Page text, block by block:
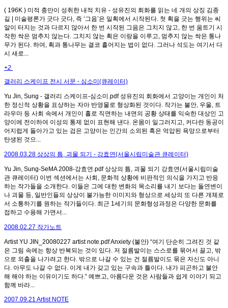
( 196K ) 미적 충만이 성취한 내적 치유 - 성유진의 회화를 읽는 네 개의 상징 김종
길 | 미술평론가 긋다 긋다, 즉 ‘그음’은 일획에서 시작된다. 첫 획을 긋는 행위는 씨
알이 터지는 것과 다르지 않아서 한 번 시작된 그음은 그치지 않고, 한 번 움트기 시
작한 싹은 멈추지 않는다. 그치지 않는 획은 이랑을 이루고, 멈추지 않는 싹은 통나
무가 된다. 하여, 획과 통나무는 결코 흩어지는 법이 없다. 그러나 석도는 여기서 다
시 새로...
+2
갤러리 스케이프 전시 서문 - 심소미(큐레이터)
Yu Jin, Sung - 갤러리 스케이프-심소미.pdf 성유진의 회화에서 고양이는 개인이 처
한 정신적 상황을 표상하는 자아 반영물로 형상화된 것이다. 작가는 불안, 우울, 트
라우마 등 사회 속에서 개인이 홀로 직면하는 내면의 공황 상태를 익숙한 대상인 고
양이에 전이하여 이성의 통제 없이 표현해 낸다. 온몸이 일그러지고, 커다란 동공이
어지럽게 돌아가고 있는 검은 고양이는 인간의 소외된 혹은 억압된 욕망으로부터
탄생된 것으...
2008.03.28 상상의 틈, 괴물 되기 - 강효연(서울시립미술관 큐레이터)
Yu Jin, Sung-SeMA 2008-강효연.pdf 상상의 틈, 괴물 되기 강효연(서울시립미술
관 큐레이터) 이번 섹션에서는 사회, 문화적 상황에 비판적인 의식을 가지고 반응
하는 작가들을 소개한다. 이들은 그에 대한 변화의 목소리를 내기 보다는 돌연변이
나 괴물 등, 일반인들의 상상이 불가능한 이미지와 형상으로 세상의 또 다른 개체로
서 소통하기를 원하는 작가들이다. 최근 1세기의 문화형성과정은 다양한 문화를
접하고 수용해 가면서...
2008.02.27 작가노트
Artist YU JIN_20080227 artist note.pdf Anxiety (불안) “여기 단순히 그려진 것 같
은 그림 속에는 항상 반복되는 것이 있다. 저 절름발이는 스스로를 묶어서 끌고, 밖
으로 외출을 나가려고 한다. 밖으로 나갈 수 있는 건 절름발이도 묶은 자신도 아니
다. 아무도 나갈 수 없다. 이게 내가 갖고 있는 구속과 틀이다. 내가 피곤하고 불안
해 해야 하는 이유이기도 하다.“ 예쁘고, 아름다운 것은 사람들과 쉽게 이야기 되고
함께 바라...
2007.09.21 Artist NOTE